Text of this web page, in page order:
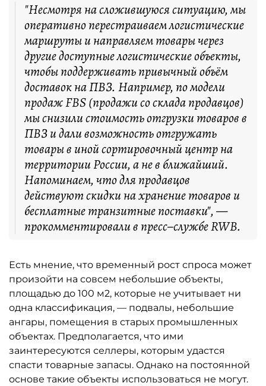
"Несмотря на сложившуюся ситуацию, мы
оперативно перестраиваем логистические
маршруты и направляем товары через
другие доступные логистические объекты,
чтобы поддерживать привычный объём
доставок на ПВЗ. Например, по модели
продаж FBS (продажи со склада продавцов)
мы снизили стоимость отгрузки товаров в
ПВЗ и дали возможность отгружать
товары в иной сортировочный центр на
территории России, а не в ближайший.
Напоминаем, что для продавцов
действуют скидки на хранение товаров и
бесплатные транзитные поставки", —
прокомментировали в пресс–службе RWB.
Есть мнение, что временный рост спроса может
произойти на совсем небольшие объекты,
площадью до 100 м2, которые не учитывает ни
одна классификация, — подвалы, небольшие
ангары, помещения в старых промышленных
объектах. Предполагается, что ими
заинтересуются селлеры, которым удастся
спасти товарные запасы. Однако на постоянной
основе такие объекты использоваться не могут.